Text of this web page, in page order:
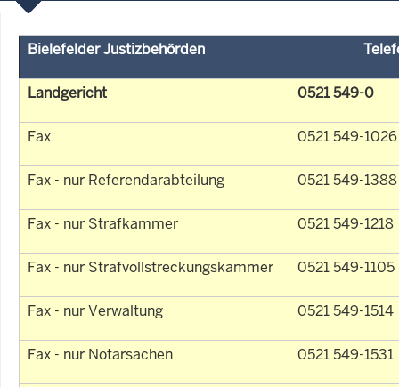
Bielefelder Justizbehörden
Landgericht 0521 549-0
Fax 0521 549-1026
Fax - nur Referendarabteilung 0521 549-1388
Fax - nur Strafkammer 0521 549-1218
Fax - nur Strafvollstreckungskammer 0521 549-1105
Fax - nur Verwaltung 0521 549-1514
Fax - nur Notarsachen 0521 549-1531